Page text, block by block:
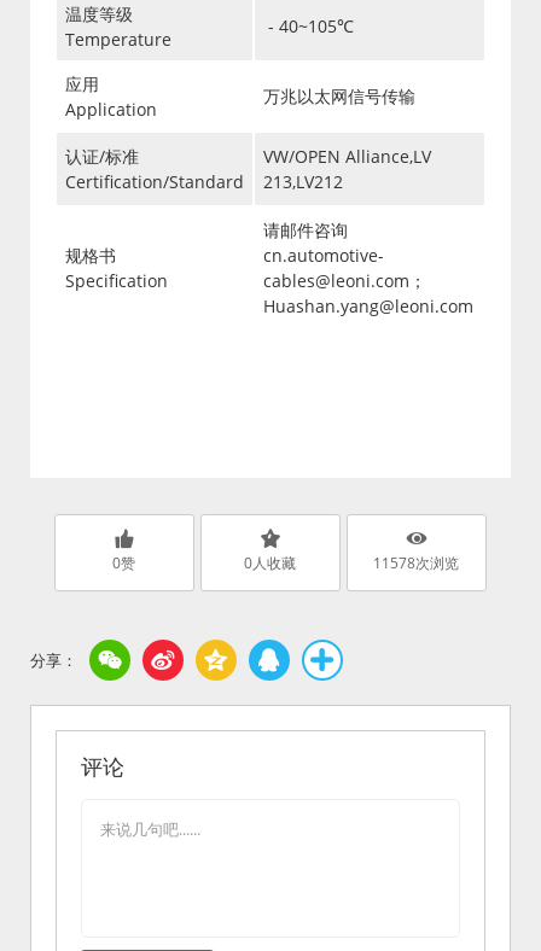
温度等级
Temperature
- 40~105℃
应用
Application
万兆以太网信号传输
认证/标准
Certification/Standard
VW/OPEN Alliance,LV
213,LV212
规格书
Specification
请邮件咨询
cn.automotive-
cables@leoni.com；
Huashan.yang@leoni.com
0赞 0人收藏 11578次浏览
评论